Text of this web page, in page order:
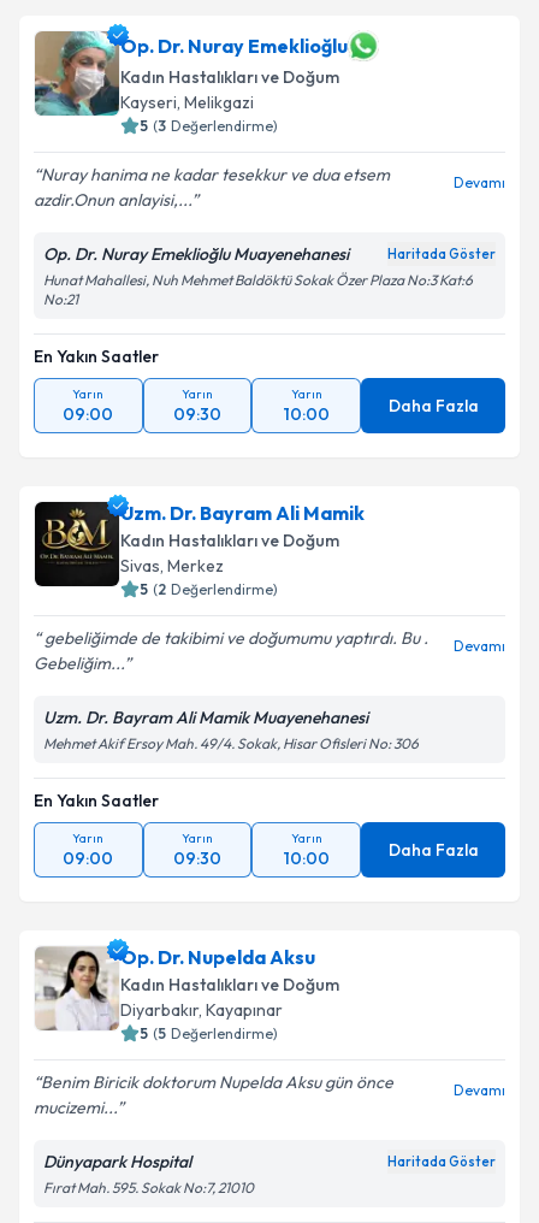
Op. Dr. Nuray Emeklioğlu
Kadın Hastalıkları ve Doğum
Kayseri, Melikgazi
5 (3 Değerlendirme)
Nuray hanima ne kadar tesekkur ve dua etsem
azdir.Onun anlayisi,...
Devamı
Op. Dr. Nuray Emeklioğlu Muayenehanesi Haritada Göster
Hunat Mahallesi, Nuh Mehmet Baldöktü Sokak Özer Plaza No:3 Kat:6
No:21
En Yakın Saatler
Yarın
09:00
Yarın
09:30
Yarın
10:00 Daha Fazla
Uzm. Dr. Bayram Ali Mamik
Kadın Hastalıkları ve Doğum
Sivas, Merkez
5 (2 Değerlendirme)
gebeliğimde de takibimi ve doğumumu yaptırdı. Bu .
Gebeliğim...
Devamı
Uzm. Dr. Bayram Ali Mamik Muayenehanesi
Mehmet Akif Ersoy Mah. 49/4. Sokak, Hisar Ofisleri No: 306
En Yakın Saatler
Yarın
09:00
Yarın
09:30
Yarın
10:00 Daha Fazla
Op. Dr. Nupelda Aksu
Kadın Hastalıkları ve Doğum
Diyarbakır, Kayapınar
5 (5 Değerlendirme)
Benim Biricik doktorum Nupelda Aksu gün önce
mucizemi...
Devamı
Dünyapark Hospital Haritada Göster
Fırat Mah. 595. Sokak No:7, 21010